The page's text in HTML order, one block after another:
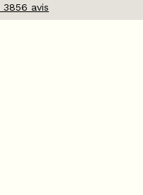
3856 avis